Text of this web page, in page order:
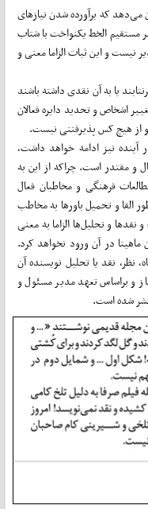
که برآورده شدن نیازهای
الخط یکنواخت با شتاب
و این ثبات الزاما معنی و
یا به آن نقدی داشته باشند
اشخاص و تحدید دایره فعالان
از هیچ کس پذیرفتنی نیست.
نیز ادامه خواهد داشت،
مقتدر است. چراکه از این به
فرهنگی و مخاطبان فعال
القا و تحمیل باورها به مخاطب
و تحلیل‌ها الزاما به معنی
در آن ورود نخواهد کرد.
نقد یا تحلیل نویسنده آن
براساس تعهد مدیر مسئول و
شده است.